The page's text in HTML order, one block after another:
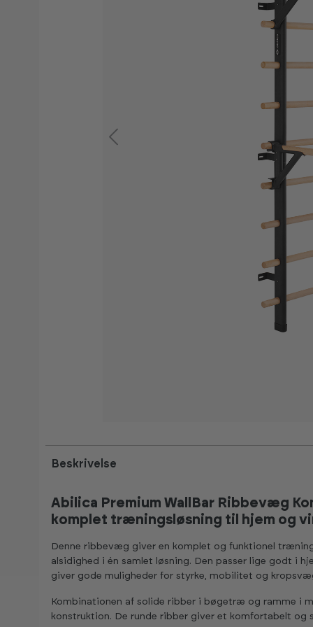
Beskrivelse
Abilica Premium WallBar Ribbevæg
komplet træningsløsning til hjem og
Denne ribbevæg giver en komplet og funktionel
alsidighed i én samlet løsning. Den passer lige godt i
giver gode muligheder for styrke, mobilitet og
Kombinationen af solide ribber i bøgetræ og ramme i
konstruktion. De runde ribber giver et komfortabelt